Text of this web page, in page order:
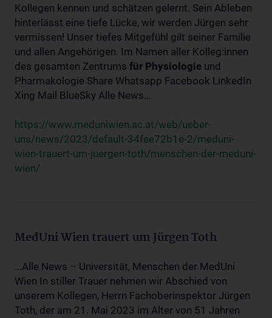
Kollegen kennen und schätzen gelernt. Sein Ableben
hinterlässt eine tiefe Lücke, wir werden Jürgen sehr
vermissen! Unser tiefes Mitgefühl gilt seiner Familie
und allen Angehörigen. Im Namen aller Kolleg:innen
des gesamten Zentrums für Physiologie und
Pharmakologie Share Whatsapp Facebook LinkedIn
Xing Mail BlueSky Alle News...
https://www.meduniwien.ac.at/web/ueber-
uns/news/2023/default-34fee72b1e-2/meduni-
wien-trauert-um-juergen-toth/menschen-der-meduni-
wien/
MedUni Wien trauert um Jürgen Toth
...Alle News – Universität, Menschen der MedUni
Wien In stiller Trauer nehmen wir Abschied von
unserem Kollegen, Herrn Fachoberinspektor Jürgen
Toth, der am 21. Mai 2023 im Alter von 51 Jahren